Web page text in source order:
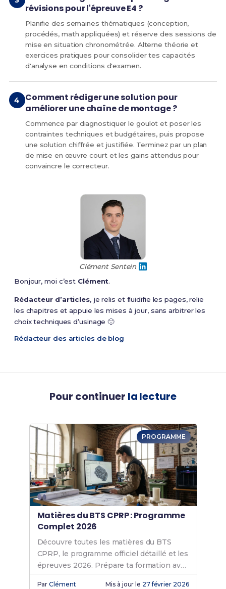
révisions pour l'épreuve E4 ?
Planifie des semaines thématiques (conception,
procédés, math appliquées) et réserve des sessions de
mise en situation chronométrée. Alterne théorie et
exercices pratiques pour consolider tes capacités
d'analyse en conditions d'examen.
Comment rédiger une solution pour
améliorer une chaîne de montage ?
Commence par diagnostiquer le goulot et poser les
contraintes techniques et budgétaires, puis propose
une solution chiffrée et justifiée. Terminez par un plan
de mise en œuvre court et les gains attendus pour
convaincre le correcteur.
Clément Sentein
Bonjour, moi c’est Clément.
Rédacteur d’articles, je relis et fluidifie les pages, relie
les chapitres et appuie les mises à jour, sans arbitrer les
choix techniques d’usinage 🙂
Rédacteur des articles de blog
Pour continuer la lecture
PROGRAMME
Matières du BTS CPRP : Programme
Complet 2026
Découvre toutes les matières du BTS
CPRP, le programme officiel détaillé et les
épreuves 2026. Prépare ta formation avec
nos conseils et Fiches de Révision !
ParClément Mis à jour le 27 février 2026